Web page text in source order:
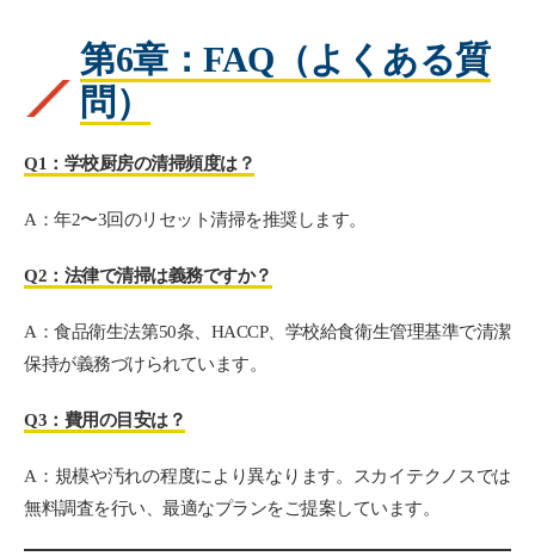
第6章：FAQ（よくある質
問）
Q1：学校厨房の清掃頻度は？
A：年2〜3回のリセット清掃を推奨します。
Q2：法律で清掃は義務ですか？
A：食品衛生法第50条、HACCP、学校給食衛生管理基準で清潔
保持が義務づけられています。
Q3：費用の目安は？
A：規模や汚れの程度により異なります。スカイテクノスでは
無料調査を行い、最適なプランをご提案しています。